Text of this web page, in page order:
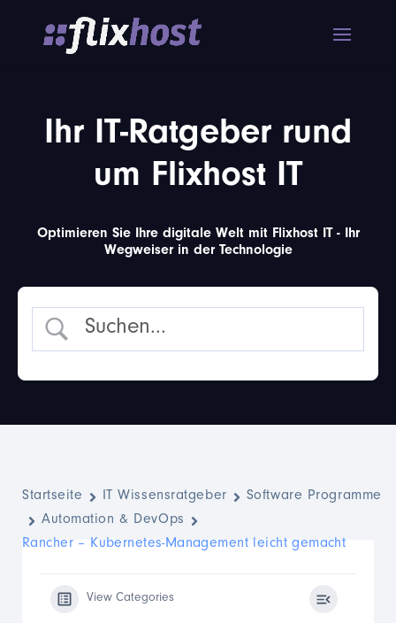
Ihr IT-Ratgeber rund
um Flixhost IT
Optimieren Sie Ihre digitale Welt mit Flixhost IT - Ihr
Wegweiser in der Technologie
Startseite IT Wissensratgeber
Software Programme
Automation & DevOps
Rancher – Kubernetes-Management leicht gemacht
View Categories